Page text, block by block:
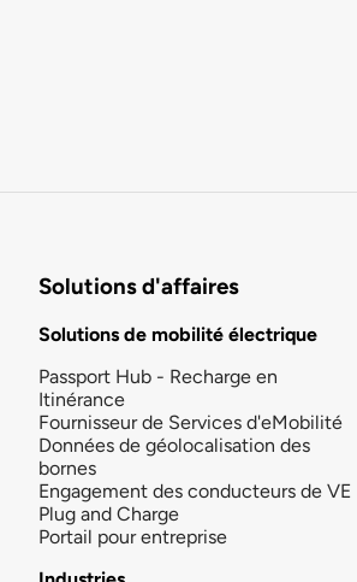
Solutions d'affaires
Solutions de mobilité électrique
Passport Hub - Recharge en
Itinérance
Fournisseur de Services d'eMobilité
Données de géolocalisation des
bornes
Engagement des conducteurs de VE
Plug and Charge
Portail pour entreprise